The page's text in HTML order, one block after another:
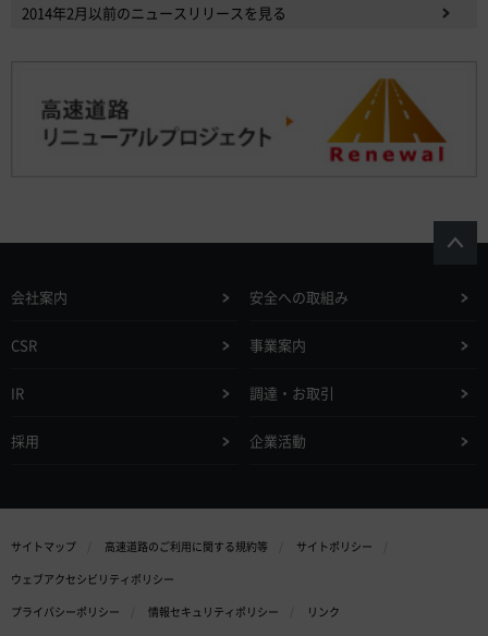
2014年2月以前のニュースリリースを見る
会社案内 安全への取組み
CSR 事業案内
IR 調達・お取引
採用 企業活動
サイトマップ 高速道路のご利用に関する規約等
サイトポリシー
ウェブアクセシビリティポリシー
プライバシーポリシー
情報セキュリティポリシー リンク